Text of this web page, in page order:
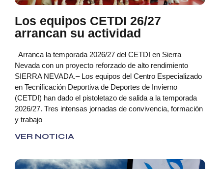
Los equipos CETDI 26/27
arrancan su actividad
Arranca la temporada 2026/27 del CETDI en Sierra
Nevada con un proyecto reforzado de alto rendimiento
SIERRA NEVADA.– Los equipos del Centro Especializado
en Tecnificación Deportiva de Deportes de Invierno
(CETDI) han dado el pistoletazo de salida a la temporada
2026/27. Tres intensas jornadas de convivencia, formación
y trabajo
VER NOTICIA